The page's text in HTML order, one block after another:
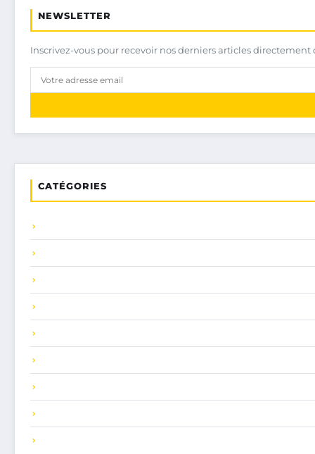
NEWSLETTER
Inscrivez-vous pour recevoir nos derniers articles
CATÉGORIES